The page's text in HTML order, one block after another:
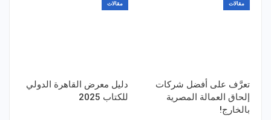
مقالات
تعرَّف على أفضل شركات
إلحاق العمالة المصرية
بالخارج!
مقالات
دليل معرض القاهرة الدولي
للكتاب 2025